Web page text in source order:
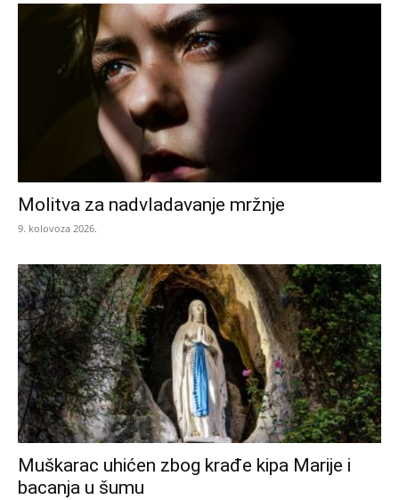
Molitva za nadvladavanje mržnje
9. kolovoza 2026.
Muškarac uhićen zbog krađe kipa Marije i
bacanja u šumu